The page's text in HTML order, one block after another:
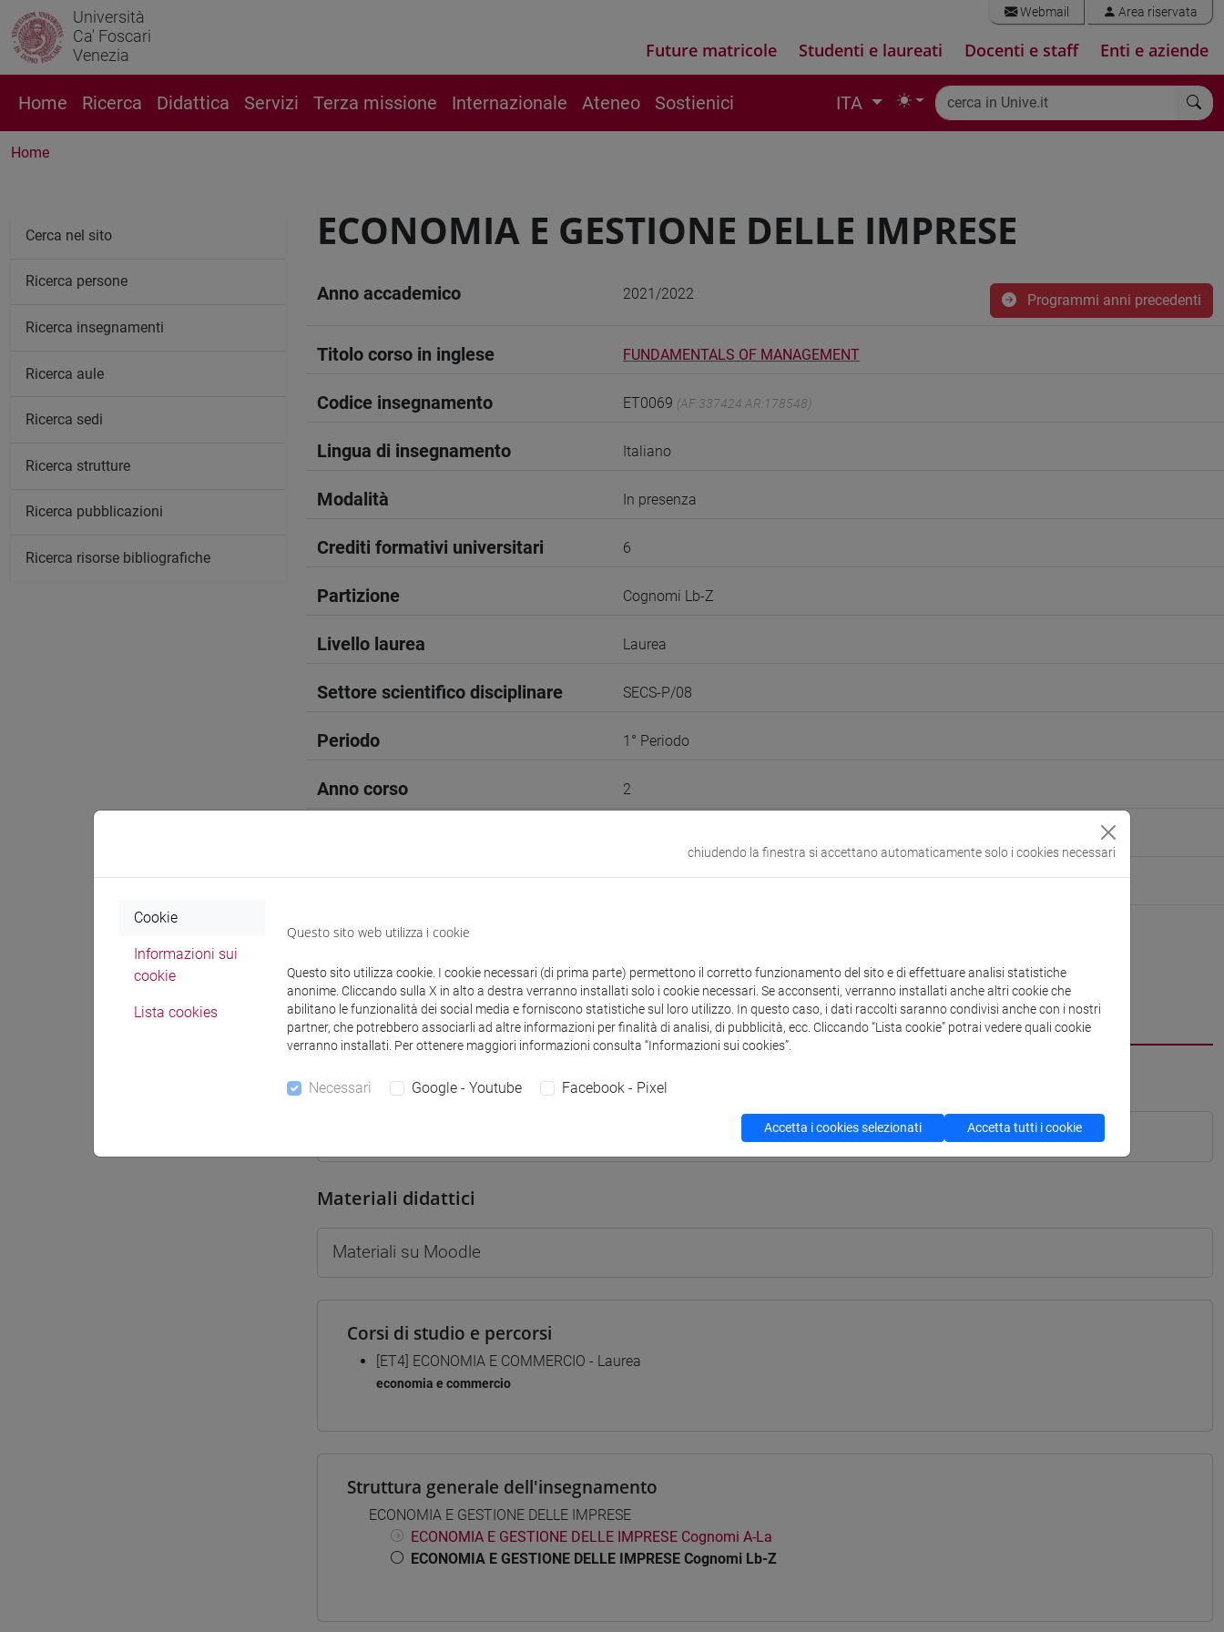
Università
Ca' Foscari
Venezia
Webmail Area riservata
Future matricole Studenti e laureati Docenti e staff Enti e aziende
Home Ricerca Didattica Servizi Terza missione Internazionale Ateneo Sostienici ITA
Home
ECONOMIA E GESTIONE DELLE IMPRESE
Anno accademico 2021/2022 Programmi anni precedenti
Titolo corso in inglese FUNDAMENTALS OF MANAGEMENT
Codice insegnamento ET0069 (AF:337424 AR:178548)
Lingua di insegnamento Italiano
Modalità In presenza
Crediti formativi universitari 6
Partizione Cognomi Lb-Z
Livello laurea Laurea
Settore scientifico disciplinare SECS-P/08
Periodo 1° Periodo
Anno corso 2
Spazio Moodle
Docenti e corsi di laurea Programma
Docenti
Materiali didattici
Materiali su Moodle
Corsi di studio e percorsi
[ET4] ECONOMIA E COMMERCIO - Laurea
economia e commercio
Struttura generale dell'insegnamento
ECONOMIA E GESTIONE DELLE IMPRESE
ECONOMIA E GESTIONE DELLE IMPRESE Cognomi A-La
ECONOMIA E GESTIONE DELLE IMPRESE Cognomi Lb-Z
Cerca nel sito
Ricerca persone
Ricerca insegnamenti
Ricerca aule
Ricerca sedi
Ricerca strutture
Ricerca pubblicazioni
Ricerca risorse bibliografiche
chiudendo la finestra si accettano automaticamente solo i cookies necessari
Cookie
Informazioni sui
cookie
Lista cookies
Questo sito web utilizza i cookie
Questo sito utilizza cookie. I cookie necessari (di prima parte) permettono il corretto funzionamento del sito e di effettuare analisi statistiche
anonime. Cliccando sulla X in alto a destra verranno installati solo i cookie necessari. Se acconsenti, verranno installati anche altri cookie che
abilitano le funzionalità dei social media e forniscono statistiche sul loro utilizzo. In questo caso, i dati raccolti saranno condivisi anche con i nostri
partner, che potrebbero associarli ad altre informazioni per finalità di analisi, di pubblicità, ecc. Cliccando “Lista cookie” potrai vedere quali cookie
verranno installati. Per ottenere maggiori informazioni consulta “Informazioni sui cookies”.
Necessari Google - Youtube Facebook - Pixel
Accetta i cookies selezionati Accetta tutti i cookie